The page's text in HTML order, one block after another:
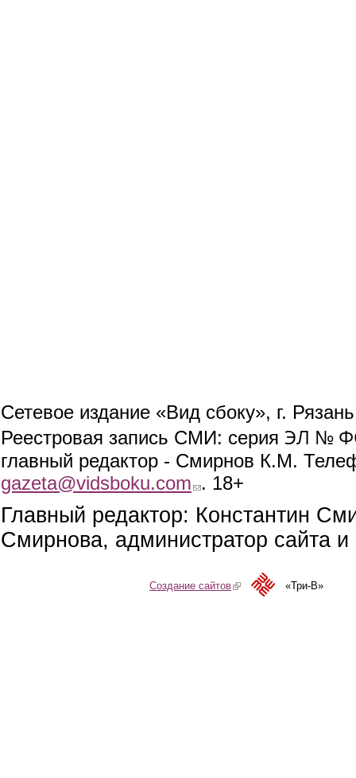
Сетевое издание «Вид сбоку», г.
Реестровая запись СМИ: серия ЭЛ №
главный редактор - Смирнов К.М.
gazeta@vidsboku.com (link sends e-mail)
. 18+
Главный редактор: Константин
Смирнова, администратор сайта
Создание сайтов(link is external)«Три-В»